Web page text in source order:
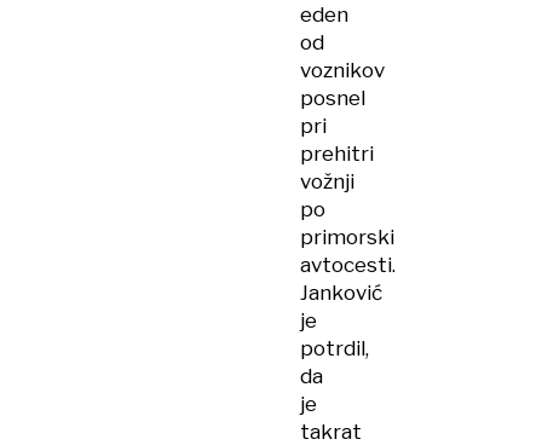
eden
od
voznikov
posnel
pri
prehitri
vožnji
po
primorski
avtocesti.
Janković
je
potrdil,
da
je
takrat